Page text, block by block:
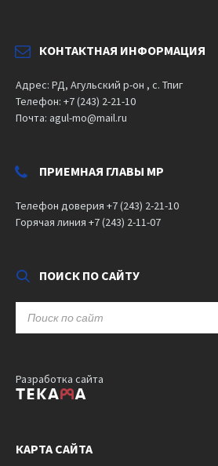
КОНТАКТНАЯ ИНФОРМАЦИЯ
Адрес: РД, Агульский р-он , с. Тпиг
Телефон: +7 (243) 2-21-10
Почта: agul-mo@mail.ru
ПРИЕМНАЯ ГЛАВЫ МР
Телефон доверия +7 (243) 2-21-10
Горячая линия +7 (243) 2-11-07
ПОИСК ПО САЙТУ
Разработка сайта
КАРТА САЙТА